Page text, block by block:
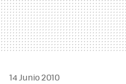
14 Junio 2010